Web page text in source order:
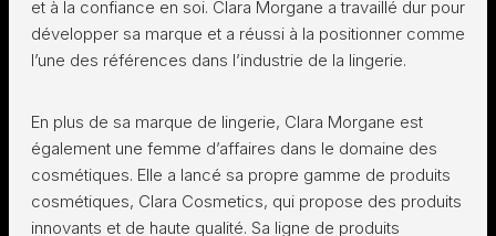
et à la confiance en soi. Clara Morgane a travaillé dur pour
développer sa marque et a réussi à la positionner comme
l’une des références dans l’industrie de la lingerie.
En plus de sa marque de lingerie, Clara Morgane est
également une femme d’affaires dans le domaine des
cosmétiques. Elle a lancé sa propre gamme de produits
cosmétiques, Clara Cosmetics, qui propose des produits
innovants et de haute qualité. Sa ligne de produits